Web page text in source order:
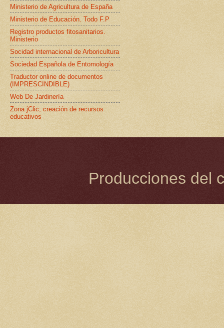
Ministerio de Agricultura de España
Ministerio de Educación. Todo F.P
Registro productos fitosanitarios.
Ministerio
Socidad internacional de Arboricultura
Sociedad Española de Entomología
Traductor online de documentos
(IMPRESCINDIBLE)
Web De Jardinería
Zona jClic, creación de recursos
educativos
Producciones del